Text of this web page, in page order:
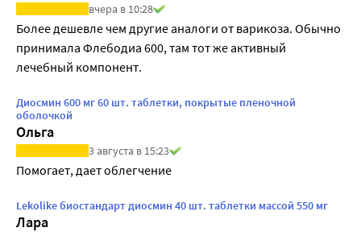
вчера в 10:28
Более дешевле чем другие аналоги от варикоза. Обычно
принимала Флебодиа 600, там тот же активный
лечебный компонент.
Диосмин 600 мг 60 шт. таблетки, покрытые пленочной
оболочкой
Ольга
3 августа в 15:23
Помогает, дает облегчение
Lekolike биостандарт диосмин 40 шт. таблетки массой 550 мг
Лара